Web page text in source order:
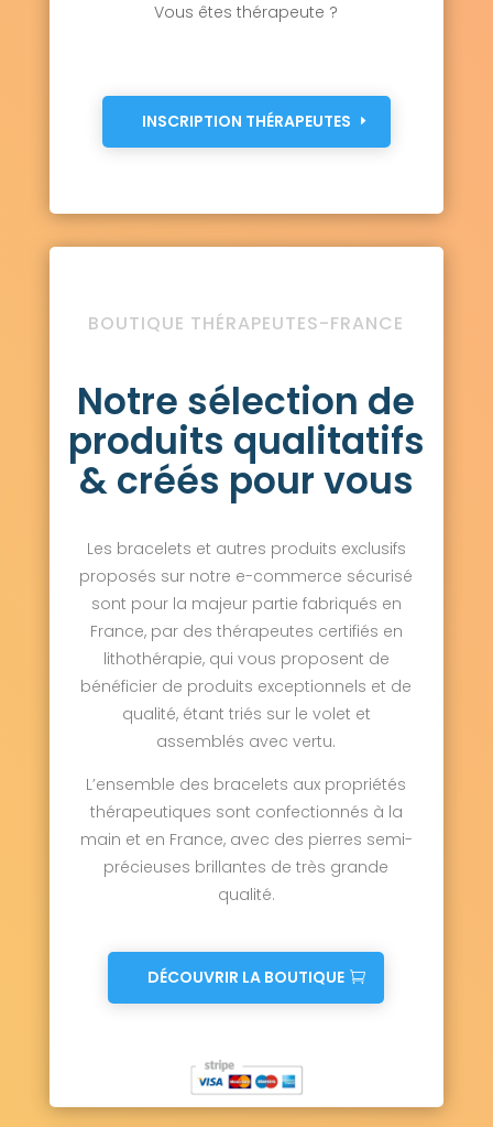
Vous êtes thérapeute ?
INSCRIPTION THÉRAPEUTES
BOUTIQUE THÉRAPEUTES-FRANCE
Notre sélection de
produits qualitatifs
& créés pour vous
Les bracelets et autres produits exclusifs
proposés sur notre e-commerce sécurisé
sont pour la majeur partie fabriqués en
France, par des thérapeutes certifiés en
lithothérapie, qui vous proposent de
bénéficier de produits exceptionnels et de
qualité, étant triés sur le volet et
assemblés avec vertu.
L’ensemble des bracelets aux propriétés
thérapeutiques sont confectionnés à la
main et en France, avec des pierres semi-
précieuses brillantes de très grande
qualité.
DÉCOUVRIR LA BOUTIQUE